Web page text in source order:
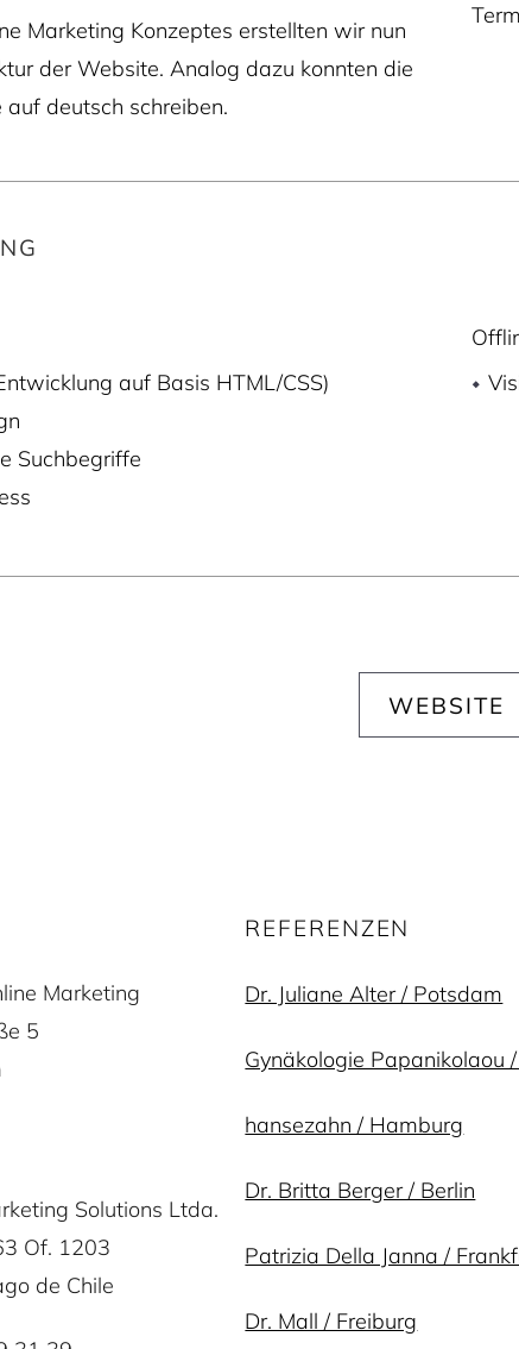
Marketing Konzeptes erstellten wir nun
der Website. Analog dazu konnten die
deutsch schreiben.
auf Basis HTML/CSS)
Suchbegriffe
WEBSITE
Marketing
5
Solutions Ltda.
Of. 1203
de Chile
REFERENZEN
Dr. Juliane Alter / Potsdam
Gynäkologie Papanikolaou
hansezahn / Hamburg
Dr. Britta Berger / Berlin
Patrizia Della Janna /
Dr. Mall / Freiburg